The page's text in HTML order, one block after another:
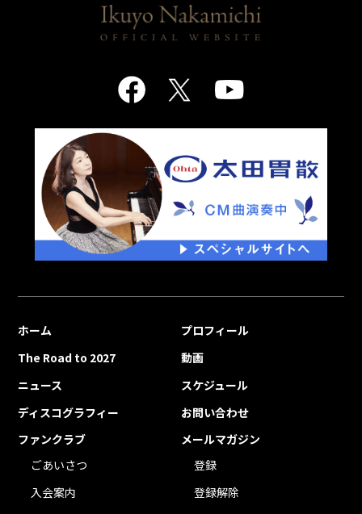
ホーム
プロフィール
The Road to 2027
動画
ニュース
スケジュール
ディスコグラフィー
お問い合わせ
ファンクラブ
ごあいさつ
入会案内
メールマガジン
登録
登録解除